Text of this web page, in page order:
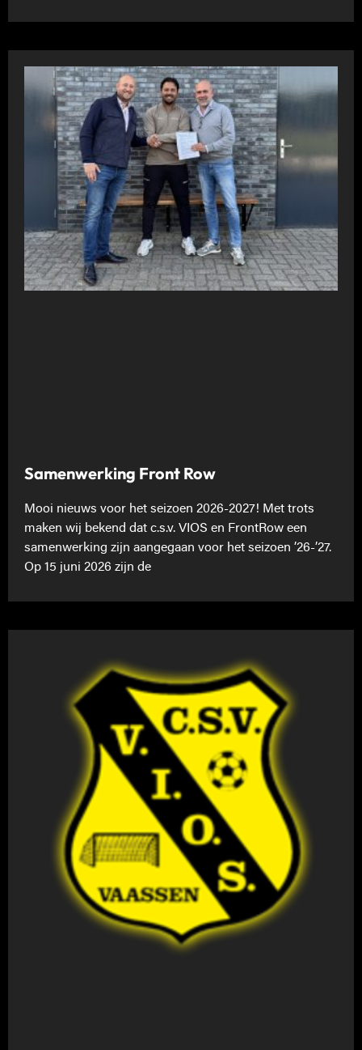
Samenwerking Front Row
Mooi nieuws voor het seizoen 2026-2027! Met trots
maken wij bekend dat c.s.v. VIOS en FrontRow een
samenwerking zijn aangegaan voor het seizoen ’26-’27.
Op 15 juni 2026 zijn de